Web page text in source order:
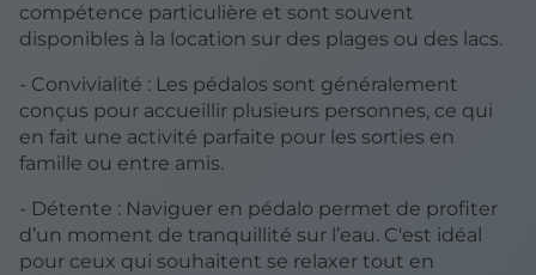
compétence particulière et sont souvent
disponibles à la location sur des plages ou des lacs.
- Convivialité : Les pédalos sont généralement
conçus pour accueillir plusieurs personnes, ce qui
en fait une activité parfaite pour les sorties en
famille ou entre amis.
- Détente : Naviguer en pédalo permet de profiter
d’un moment de tranquillité sur l’eau. C'est idéal
pour ceux qui souhaitent se relaxer tout en